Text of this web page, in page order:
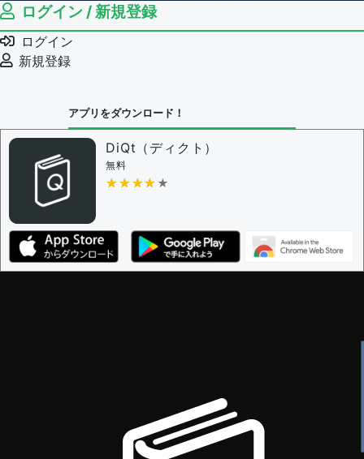
ログイン / 新規登録
ログイン
新規登録
アプリをダウンロード！
DiQt（ディクト）
無料
★★★★★
★★★★★